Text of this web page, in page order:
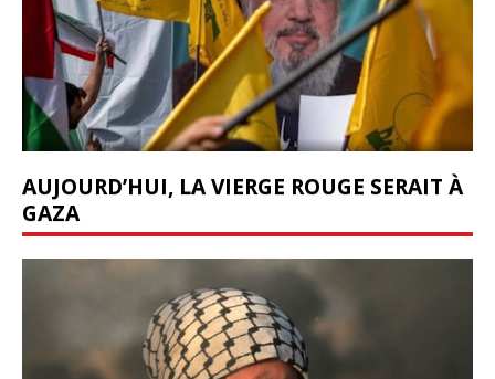
AUJOURD’HUI, LA VIERGE ROUGE SERAIT À
GAZA